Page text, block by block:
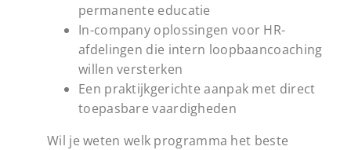
permanente educatie
In-company oplossingen voor HR-
afdelingen die intern loopbaancoaching
willen versterken
Een praktijkgerichte aanpak met direct
toepasbare vaardigheden
Wil je weten welk programma het beste